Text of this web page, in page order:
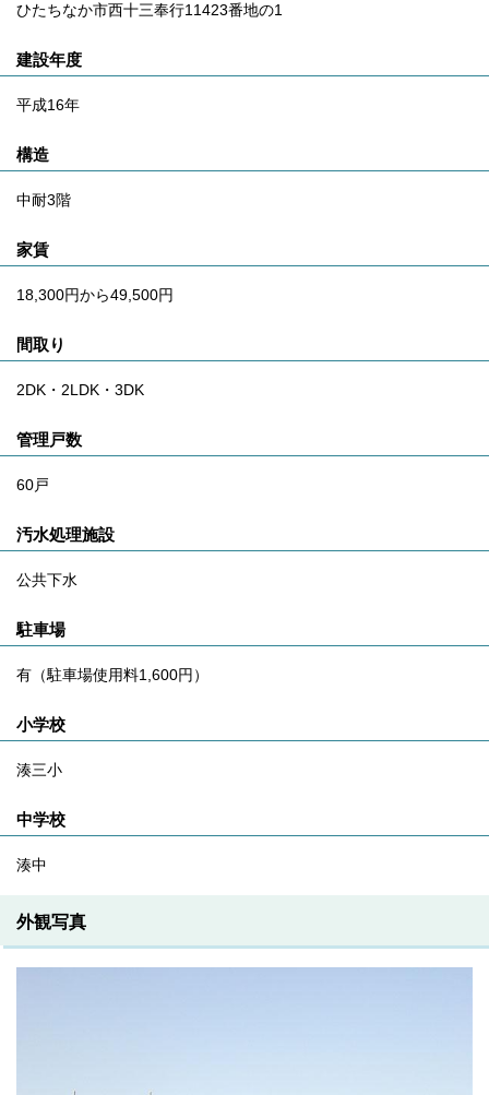
ひたちなか市西十三奉行11423番地の1
建設年度
平成16年
構造
中耐3階
家賃
18,300円から49,500円
間取り
2DK・2LDK・3DK
管理戸数
60戸
汚水処理施設
公共下水
駐車場
有（駐車場使用料1,600円）
小学校
湊三小
中学校
湊中
外観写真